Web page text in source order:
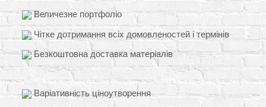
Величезне портфоліо
Чітке дотримання всіх домовленостей і термінів
Безкоштовна доставка матеріалів
Варіативність ціноутворення